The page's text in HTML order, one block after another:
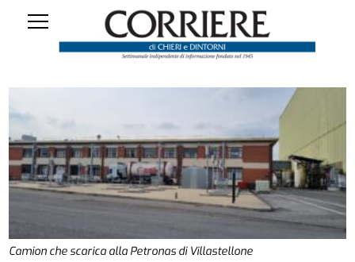
Camion che scarica alla Petronas di Villastellone